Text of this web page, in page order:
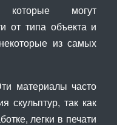
которые могут
от типа объекта и
из самых
материалы часто
скульптур, так как
легки в печати